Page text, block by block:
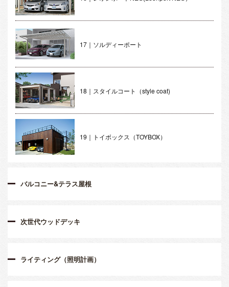
17｜ソルディーポート
18｜スタイルコート（style coat)
19｜トイボックス（TOYBOX）
バルコニー&テラス屋根
次世代ウッドデッキ
ライティング（照明計画）